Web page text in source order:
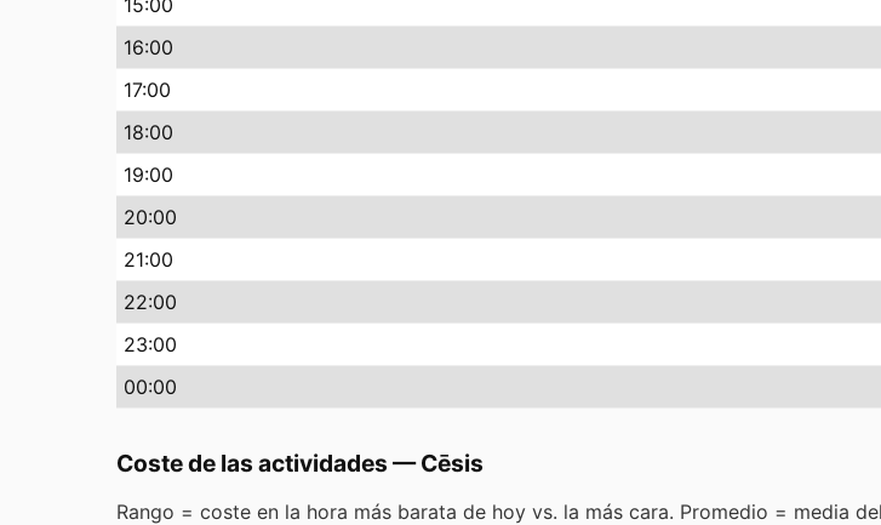
15:00
16:00
17:00
18:00
19:00
20:00
21:00
22:00
23:00
00:00
Coste de las actividades —Cēsis
Rango = coste en la hora más barata de hoy vs. la más cara. Promedio = media